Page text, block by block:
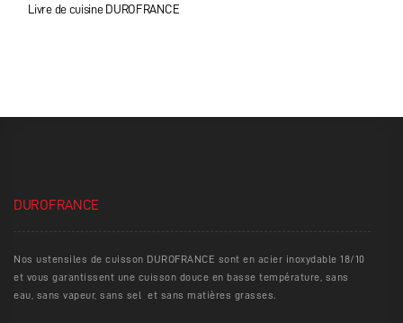
Livre de cuisine DUROFRANCE
DUROFRANCE
Nos ustensiles de cuisson DUROFRANCE sont en acier inoxydable 18/10
et vous garantissent une cuisson douce en basse température, sans
eau, sans vapeur, sans sel et sans matières grasses.